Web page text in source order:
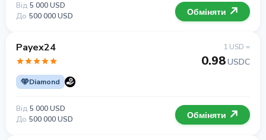
Від 5 000 USD
До 500 000 USD Обміняти
Payex24
Diamond
1 USD =
0.98USDC
Від 5 000 USD
До 500 000 USD Обміняти